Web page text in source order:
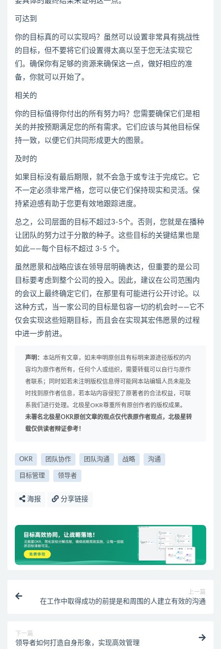
可达到
你的目标真的可以实现吗？虽然可以设置非常具有挑战性
的目标，但不要将它们设置得太高以至于您无法实现它
们。确保你有足够的资源来确保这一点，做好相应的准
备，你就可以开始了。
相关的
你的目标值得你付出的所有努力吗？您需要确保它们是相
关的并按预期满足您的所有需求。它们应该与其他目标保
持一致，以便它们共同形成更大的图景。
及时的
如果目标没有最后期限，就不会急于或专注于完成它。它
不一定必须非常严格，您可以使它们保持现实和灵活。保
持紧迫感有助于您更有效地跟踪进度。
总之，公司层面的目标不超过3-5个。否则，您就是在播种
让团队的努力过于分散的种子。这些目标的关键结果也是
如此——每个目标不超过 3-5 个。
虽然愿景和战略应该在领导层明确表达，但重要的是公司
目标要考虑到整个公司的投入。因此，建议在公司范围内
的会议上最终确定它们，在那里有可能进行公开讨论。以
这种方式，当一家公司的目标是包容一切的机会时——它不
仅会实现这些短期目标，而且会在实现其宏伟愿景的过程
中进一步前进。
声明： 本站所有文章，如未申明原创且有标明来源途径版权的内
容均为原作者所有，任何个人或组织，需要转载可以自行与原作
者联系；同时如若未注明版权信息得可能网本站编辑人员未能及
时找到原作者信息，若本站内容侵犯了原著者的合法权益，可联
系我们进行处理。北极星OKR尊重所有原创作者的版权成果。
未署名北极星OKR原创文章的观点仅代表原作者观点，北极星转
载仅供读者辩证参考！
OKR 团队协作 团队沟通 战略 沟通
目标管理 领导者
海报 分享链接
上一篇
在工作中取得成功的前提是和周围的人建立有效的沟通
下一篇
领导者如何打造自身形象，实现高效管理